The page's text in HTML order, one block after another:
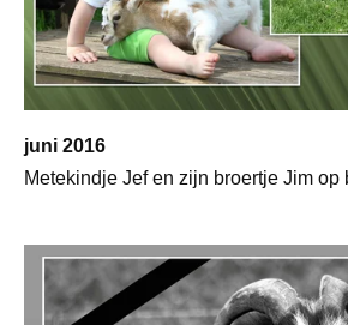
juni 2016
Metekindje Jef en zijn broertje Jim